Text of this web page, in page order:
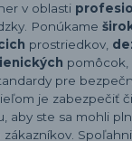
v oblasti
Ponúkame
prostriedkov,
pomôcok,
pre
je zabezpečiť
aby ste sa mohli